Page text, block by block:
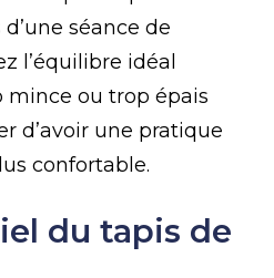
séance de
l’équilibre idéal
ou trop épais
d’avoir une pratique
confortable.
du tapis de